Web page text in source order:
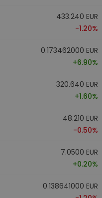
433.240 EUR
-1.20%
0.173462000 EUR
+6.90%
320.640 EUR
+1.60%
48.210 EUR
-0.50%
7.0500 EUR
+0.20%
0.138641000 EUR